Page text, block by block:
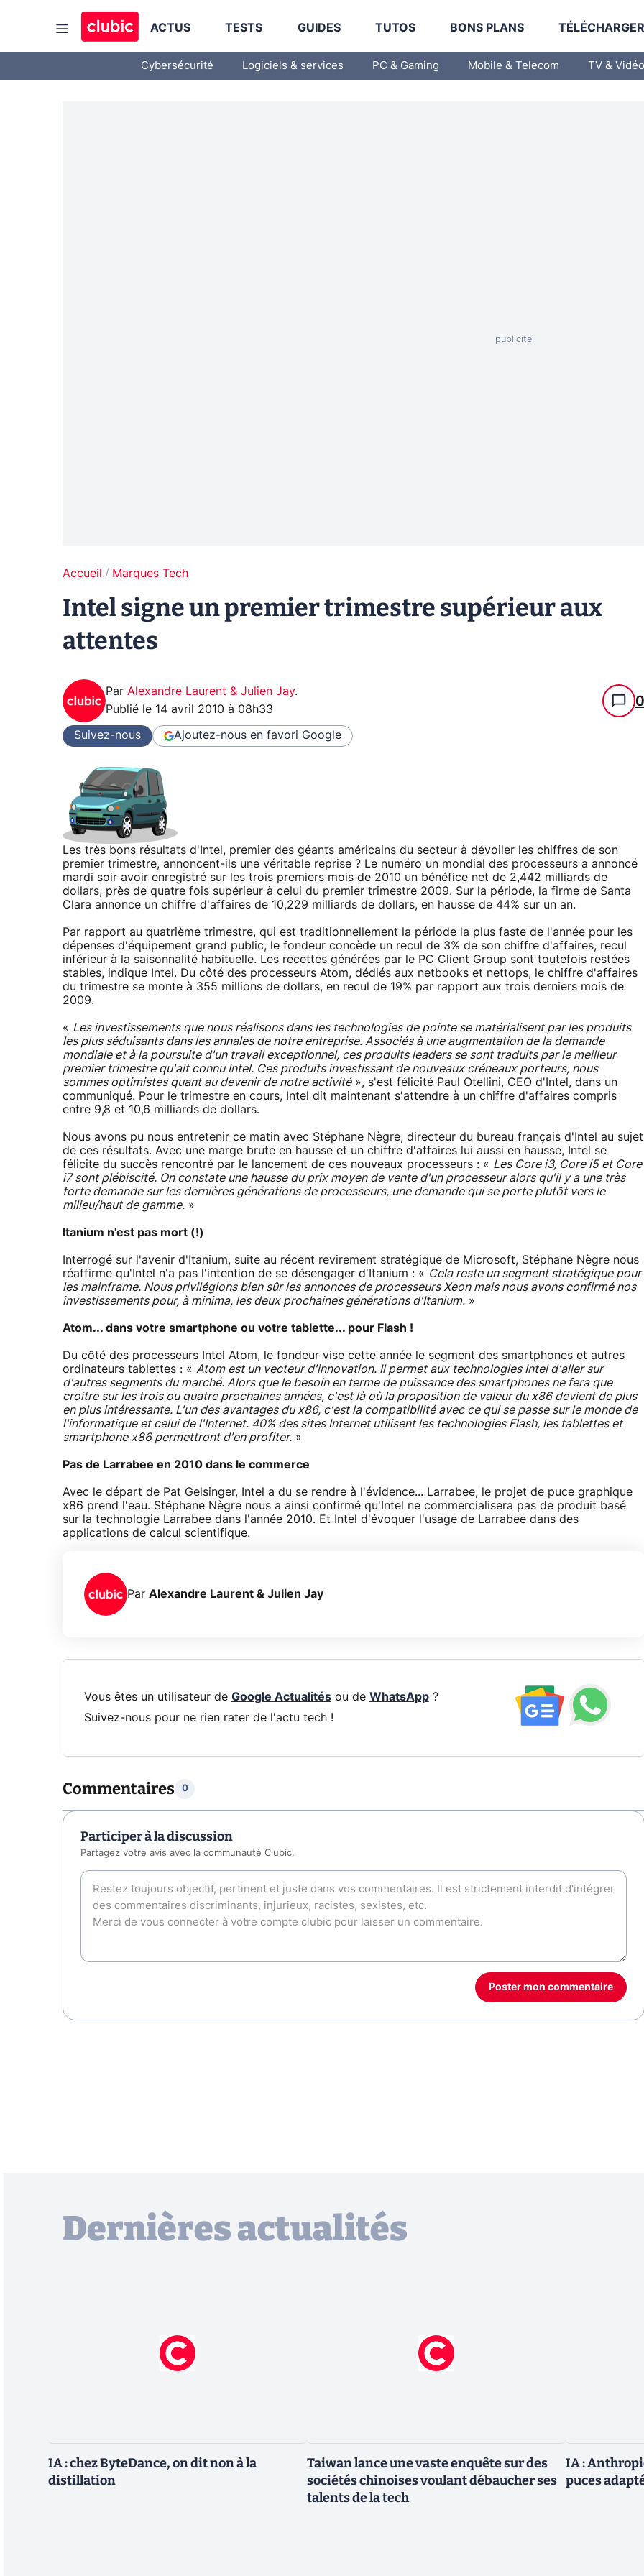
ACTUS TESTS GUIDES TUTOS BONS PLANS
Cybersécurité Logiciels & services PC & Gaming Mobile & Telecom TV & Vidéo
Accueil Marques Tech
Intel signe un premier trimestre supérieur aux
attentes
Par Alexandre Laurent & Julien Jay.
Publié le 14 avril 2010 à 08h33 0
Suivez-nous Ajoutez-nous en favori Google
Les très bons résultats d'Intel, premier des géants américains du secteur à dévoiler les chiffres de son
premier trimestre, annoncent-ils une véritable reprise ? Le numéro un mondial des processeurs a annoncé
mardi soir avoir enregistré sur les trois premiers mois de 2010 un bénéfice net de 2,442 milliards de
dollars, près de quatre fois supérieur à celui du premier trimestre 2009. Sur la période, la firme de Santa
Clara annonce un chiffre d'affaires de 10,229 milliards de dollars, en hausse de 44% sur un an.
Par rapport au quatrième trimestre, qui est traditionnellement la période la plus faste de l'année pour les
dépenses d'équipement grand public, le fondeur concède un recul de 3% de son chiffre d'affaires, recul
inférieur à la saisonnalité habituelle. Les recettes générées par le PC Client Group sont toutefois restées
stables, indique Intel. Du côté des processeurs Atom, dédiés aux netbooks et nettops, le chiffre d'affaires
du trimestre se monte à 355 millions de dollars, en recul de 19% par rapport aux trois derniers mois de
2009.
« Les investissements que nous réalisons dans les technologies de pointe se matérialisent par les produits
les plus séduisants dans les annales de notre entreprise. Associés à une augmentation de la demande
mondiale et à la poursuite d'un travail exceptionnel, ces produits leaders se sont traduits par le meilleur
premier trimestre qu'ait connu Intel. Ces produits investissant de nouveaux créneaux porteurs, nous
sommes optimistes quant au devenir de notre activité», s'est félicité Paul Otellini, CEO d'Intel, dans un
communiqué. Pour le trimestre en cours, Intel dit maintenant s'attendre à un chiffre d'affaires compris
entre 9,8 et 10,6 milliards de dollars.
Nous avons pu nous entretenir ce matin avec Stéphane Nègre, directeur du bureau français d'Intel au sujet
de ces résultats. Avec une marge brute en hausse et un chiffre d'affaires lui aussi en hausse, Intel se
félicite du succès rencontré par le lancement de ces nouveaux processeurs : « Les Core i3, Core i5 et Core
i7 sont plébiscité. On constate une hausse du prix moyen de vente d'un processeur alors qu'il y a une très
forte demande sur les dernières générations de processeurs, une demande qui se porte plutôt vers le
milieu/haut de gamme. »
Itanium n'est pas mort (!)
Interrogé sur l'avenir d'Itanium, suite au récent revirement stratégique de Microsoft, Stéphane Nègre nous
réaffirme qu'Intel n'a pas l'intention de se désengager d'Itanium : « Cela reste un segment stratégique pour
les mainframe. Nous privilégions bien sûr les annonces de processeurs Xeon mais nous avons confirmé nos
investissements pour, à minima, les deux prochaines générations d'Itanium. »
Atom... dans votre smartphone ou votre tablette... pour Flash !
Du côté des processeurs Intel Atom, le fondeur vise cette année le segment des smartphones et autres
ordinateurs tablettes : « Atom est un vecteur d'innovation. Il permet aux technologies Intel d'aller sur
d'autres segments du marché. Alors que le besoin en terme de puissance des smartphones ne fera que
croitre sur les trois ou quatre prochaines années, c'est là où la proposition de valeur du x86 devient de plus
en plus intéressante. L'un des avantages du x86, c'est la compatibilité avec ce qui se passe sur le monde de
l'informatique et celui de l'Internet. 40% des sites Internet utilisent les technologies Flash, les tablettes et
smartphone x86 permettront d'en profiter. »
Pas de Larrabee en 2010 dans le commerce
Avec le départ de Pat Gelsinger, Intel a du se rendre à l'évidence... Larrabee, le projet de puce graphique
x86 prend l'eau. Stéphane Nègre nous a ainsi confirmé qu'Intel ne commercialisera pas de produit basé
sur la technologie Larrabee dans l'année 2010. Et Intel d'évoquer l'usage de Larrabee dans des
applications de calcul scientifique.
Par Alexandre Laurent & Julien Jay
Vous êtes un utilisateur de Google Actualitésou de WhatsApp?
Suivez-nous pour ne rien rater de l'actu tech !
Commentaires 0
Participer à la discussion
Partagez votre avis avec la communauté Clubic.
Poster mon commentaire
Dernières actualités
IA : chez ByteDance, on dit non à la
distillation
Taiwan lance une vaste enquête sur des
sociétés chinoises voulant débaucher ses
talents de la tech
IA :
puces